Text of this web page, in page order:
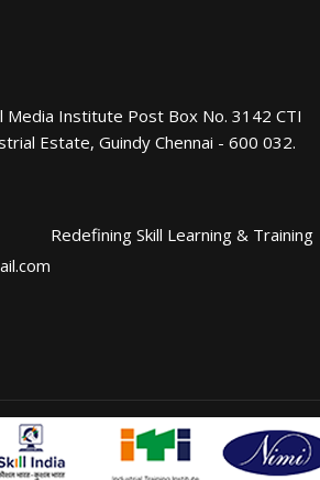
Media Institute Post Box No. 3142 CTI
Estate, Guindy Chennai - 600 032.
Redefining Skill Learning & Training